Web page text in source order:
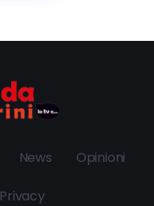
News Opinioni
Privacy